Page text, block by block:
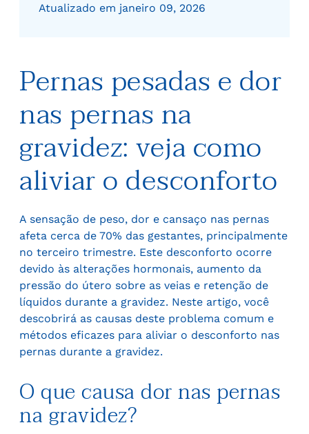
Atualizado em janeiro 09, 2026
Pernas pesadas e dor
nas pernas na
gravidez: veja como
aliviar o desconforto
A sensação de peso, dor e cansaço nas pernas
afeta cerca de 70% das gestantes, principalmente
no terceiro trimestre. Este desconforto ocorre
devido às alterações hormonais, aumento da
pressão do útero sobre as veias e retenção de
líquidos durante a gravidez. Neste artigo, você
descobrirá as causas deste problema comum e
métodos eficazes para aliviar o desconforto nas
pernas durante a gravidez.
O que causa dor nas pernas
na gravidez?